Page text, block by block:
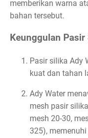
memberikan warna
bahan tersebut.
Keunggulan
Pasir silika Ady
kuat dan tahan
Ady Water
mesh pasir
mesh 20-30,
325),